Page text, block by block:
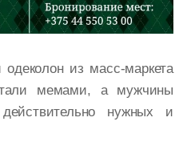
из масс-маркета
мемами, а мужчины
нужных и